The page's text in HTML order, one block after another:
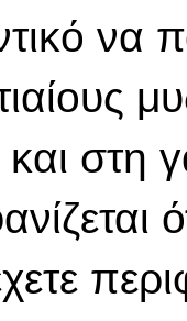
να
στη